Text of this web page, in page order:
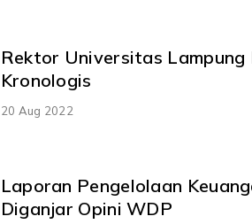
Rektor Universitas Lampung
Kronologis
20 Aug 2022
Laporan Pengelolaan Keuangan TA
Diganjar Opini WDP